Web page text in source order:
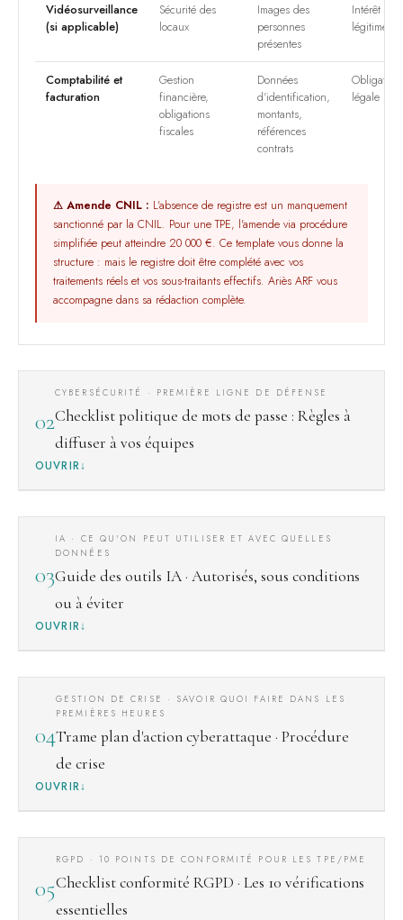
Vidéosurveillance
(si applicable)
Sécurité des
locaux
Images des
personnes
présentes
Intérêt
légitime
Comptabilité et
facturation
Gestion
financière,
obligations
fiscales
Données
d'identification,
montants,
références
contrats
Obligation
légale
⚠ Amende CNIL : L'absence de registre est un manquement
sanctionné par la CNIL. Pour une TPE, l'amende via procédure
simplifiée peut atteindre 20 000 €. Ce template vous donne la
structure : mais le registre doit être complété avec vos
traitements réels et vos sous-traitants effectifs. Ariès ARF vous
accompagne dans sa rédaction complète.
02
CYBERSÉCURITÉ · PREMIÈRE LIGNE DE DÉFENSE
Checklist politique de mots de passe : Règles à
diffuser à vos équipes
OUVRIR
03
IA · CE QU'ON PEUT UTILISER ET AVEC QUELLES
DONNÉES
Guide des outils IA · Autorisés, sous conditions
ou à éviter
OUVRIR
04
GESTION DE CRISE · SAVOIR QUOI FAIRE DANS LES
PREMIÈRES HEURES
Trame plan d'action cyberattaque · Procédure
de crise
OUVRIR
05
RGPD · 10 POINTS DE CONFORMITÉ POUR LES TPE/PME
Checklist conformité RGPD · Les 10 vérifications
essentielles